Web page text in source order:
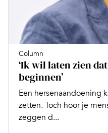
Column
‘Ik wil laten zien
beginnen’
Een hersenaandoening
zetten. Toch hoor je
zeggen d...